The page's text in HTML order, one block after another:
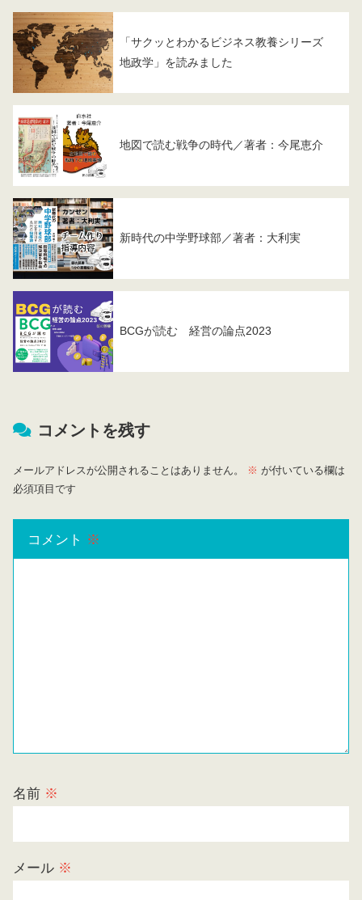
「サクッとわかるビジネス教養シリーズ
地政学」を読みました
地図で読む戦争の時代／著者：今尾恵介
新時代の中学野球部／著者：大利実
BCGが読む 経営の論点2023
コメントを残す
メールアドレスが公開されることはありません。 ※ が付いている欄は
必須項目です
コメント ※
名前 ※
メール ※